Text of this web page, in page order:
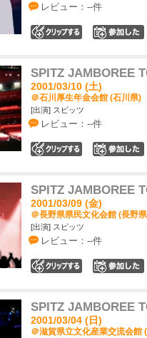
レビュー：--件
SPITZ JAMBOREE
2001/03/10 (土)
＠石川厚生年金会館 (石川県)
[出演] スピッツ
レビュー：--件
SPITZ JAMBOREE
2001/03/09 (金)
＠長野県県民文化会館 (長野
[出演] スピッツ
レビュー：--件
SPITZ JAMBOREE
2001/03/04 (日)
＠滋賀県立文化産業交流会館